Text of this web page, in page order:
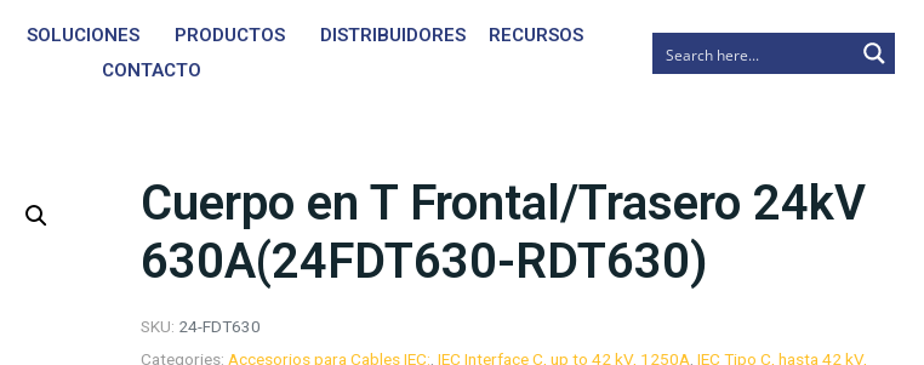
SOLUCIONES PRODUCTOS DISTRIBUIDORES
RECURSOS
CONTACTO
Cuerpo en T Frontal/Trasero 24kV
630A(24FDT630-RDT630)
SKU: 24-FDT630
Categories: Accesorios para Cables IEC: IEC Interface C, up to 42 kV, 1250A IEC Tipo C, hasta 42 kV,